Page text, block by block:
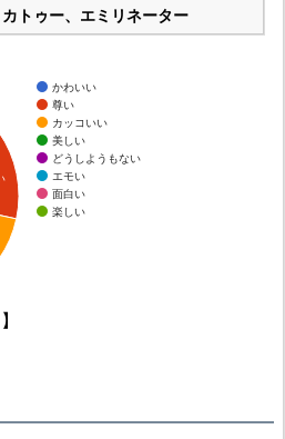
トゥー、エミリネーター
かわいい
尊い
カッコいい
美しい
どうしようもない
エモい
面白い
楽しい